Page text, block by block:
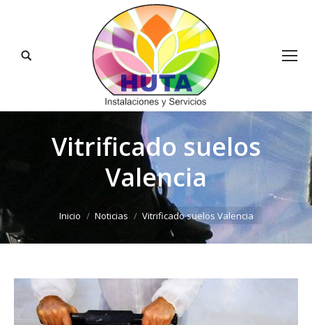
Buscar:
Vitrificado suelos
Valencia
Inicio Noticias Vitrificado suelos Valencia